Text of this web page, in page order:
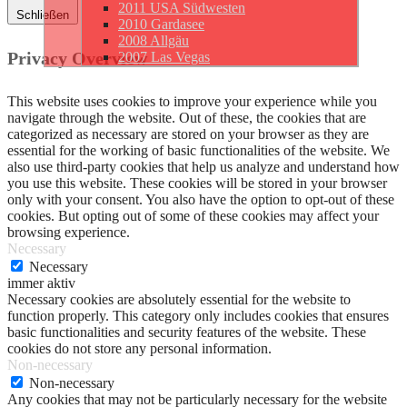
2011 USA Südwesten
2010 Gardasee
2008 Allgäu
2007 Las Vegas
Schließen
Privacy Overview
This website uses cookies to improve your experience while you
navigate through the website. Out of these, the cookies that are
categorized as necessary are stored on your browser as they are
essential for the working of basic functionalities of the website. We
also use third-party cookies that help us analyze and understand how
you use this website. These cookies will be stored in your browser
only with your consent. You also have the option to opt-out of these
cookies. But opting out of some of these cookies may affect your
browsing experience.
Necessary
Necessary
immer aktiv
Necessary cookies are absolutely essential for the website to
function properly. This category only includes cookies that ensures
basic functionalities and security features of the website. These
cookies do not store any personal information.
Non-necessary
Non-necessary
Any cookies that may not be particularly necessary for the website